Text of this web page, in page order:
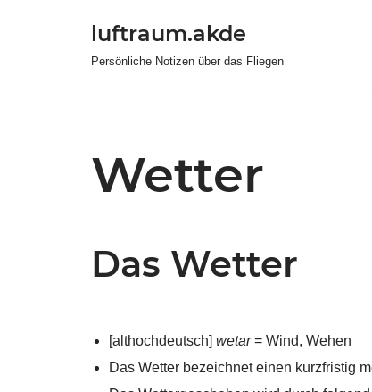
luftraum.akde
Persönliche Notizen über das Fliegen
Wetter
Das Wetter
[althochdeutsch] wetar= Wind, Wehen
Das Wetter bezeichnet einen kurzfristig